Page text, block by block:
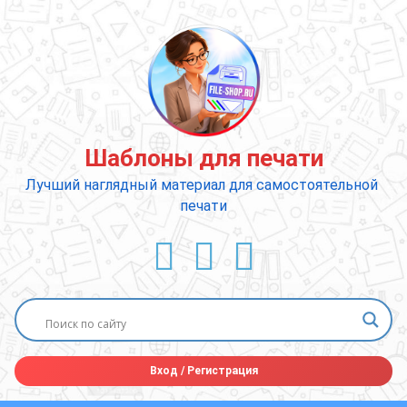
содержимому
Шаблоны для печати
Лучший наглядный материал для самостоятельной
печати
ВКонтакте
YouTube
E-mail
Вход /Регистрация